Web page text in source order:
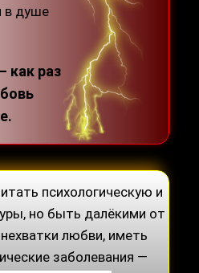
в душе
как раз
психологическую и
но быть далёкими от
любви, иметь
заболевания —